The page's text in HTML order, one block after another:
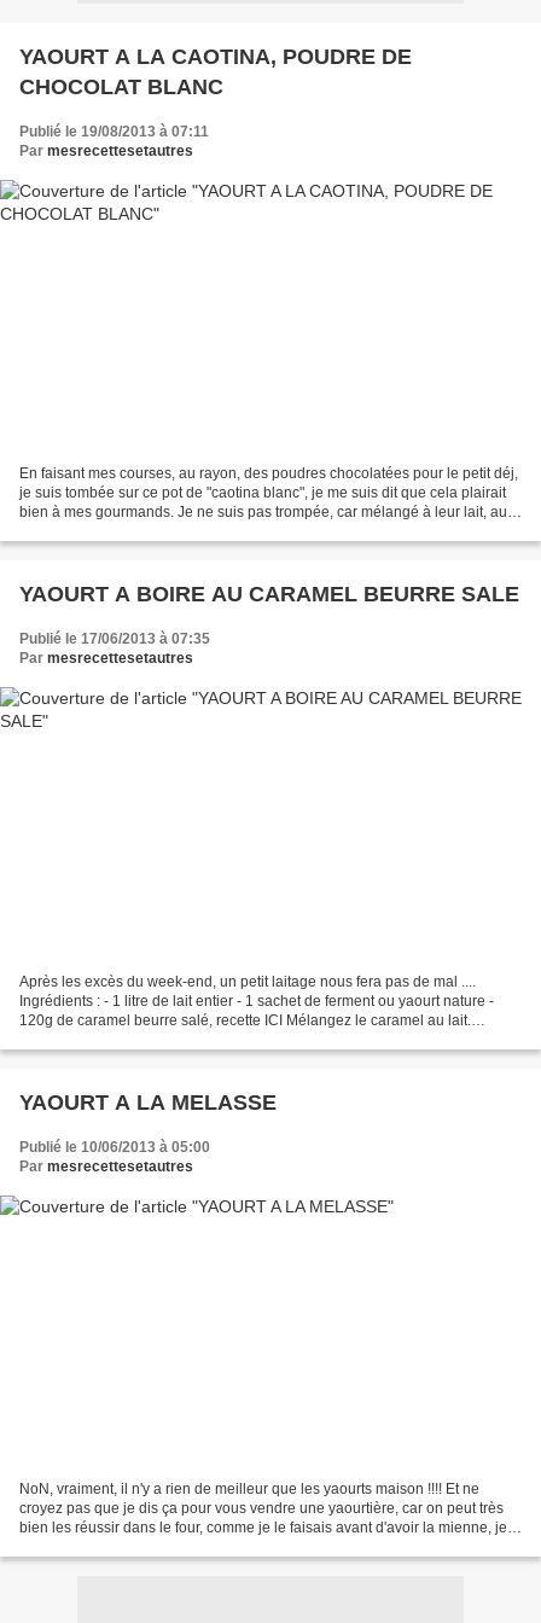
YAOURT A LA CAOTINA, POUDRE DE
CHOCOLAT BLANC
Publié le 19/08/2013 à 07:11
Par mesrecettesetautres
En faisant mes courses, au rayon, des poudres chocolatées pour le petit déj,
je suis tombée sur ce pot de "caotina blanc", je me suis dit que cela plairait
bien à mes gourmands. Je ne suis pas trompée, car mélangé à leur lait, au
YAOURT A BOIRE AU CARAMEL BEURRE SALE
Publié le 17/06/2013 à 07:35
Par mesrecettesetautres
Après les excès du week-end, un petit laitage nous fera pas de mal ....
Ingrédients : - 1 litre de lait entier - 1 sachet de ferment ou yaourt nature -
120g de caramel beurre salé, recette ICI Mélangez le caramel au lait.
YAOURT A LA MELASSE
Publié le 10/06/2013 à 05:00
Par mesrecettesetautres
NoN, vraiment, il n'y a rien de meilleur que les yaourts maison !!!! Et ne
croyez pas que je dis ça pour vous vendre une yaourtière, car on peut très
bien les réussir dans le four, comme je le faisais avant d'avoir la mienne, je